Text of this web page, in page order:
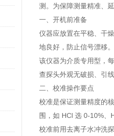
测。为保障测量精准、
一、开机前准备
仪器应放置在平稳、干
地良好，防止信号漂移。
该仪器为介质专用型，
查探头外观无破损、引
二、校准操作要点
校准是保证测量精度的
围，如 HCl 选 0-10%、
校准前用去离子水冲洗